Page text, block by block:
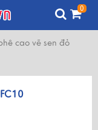
0
cao vẽ sen đỏ